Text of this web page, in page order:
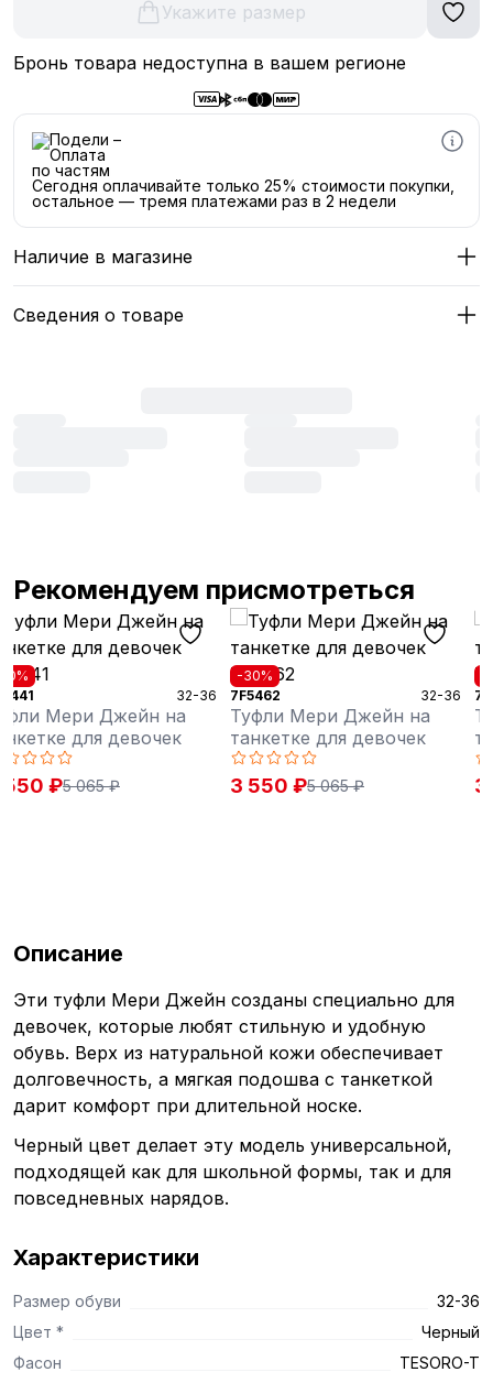
Укажите размер
Бронь товара недоступна в вашем регионе
Сегодня оплачивайте только 25% стоимости покупки,
остальное — тремя платежами раз в 2 недели
Наличие в магазине
Сведения о товаре
Рекомендуем присмотреться
-30%
7F5462
32-36
Туфли Мери Джейн на
танкетке для девочек
3 550 ₽5 065 ₽
-30%
7F5472
32-
Туфли Мери Джейн на
танкетке для девочек
3 640 ₽5 200 ₽
Описание
Эти туфли Мери Джейн созданы специально для
девочек, которые любят стильную и удобную
обувь. Верх из натуральной кожи обеспечивает
долговечность, а мягкая подошва с танкеткой
дарит комфорт при длительной носке.
Черный цвет делает эту модель универсальной,
подходящей как для школьной формы, так и для
повседневных нарядов.
Характеристики
Размер обуви
32-36
Цвет *
Черный
Фасон
TESORO-T